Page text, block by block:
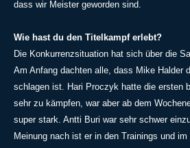
dass wir Meister geworden sind.
Wie hast du den Titelkampf erlebt?
Die Konkurrenzsituation hat sich über die
Am Anfang dachten alle, dass Mike Halder
schlagen ist. Hari Proczyk hatte die ersten
sehr zu kämpfen, war aber ab dem
super stark. Antti Buri war sehr schwer
Meinung nach ist er in den Trainings und